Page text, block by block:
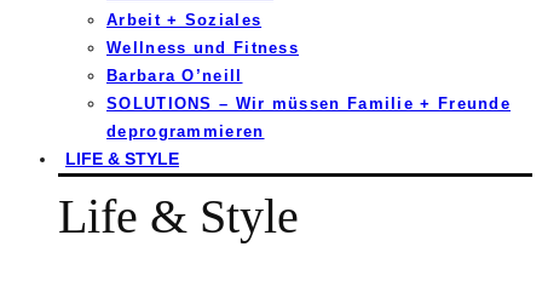
Arbeit + Soziales
Wellness und Fitness
Barbara O’neill
SOLUTIONS – Wir müssen Familie + Freunde
deprogrammieren
LIFE & STYLE
Life & Style